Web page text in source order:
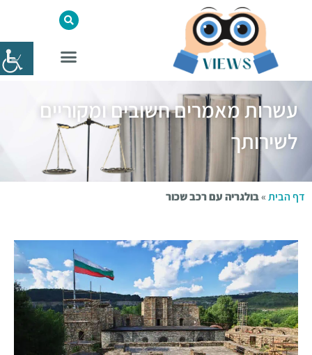
עשרות מאמרים חשובים ומקוריים
לשירותך
דף הבית»בולגריה עם רכב שכור